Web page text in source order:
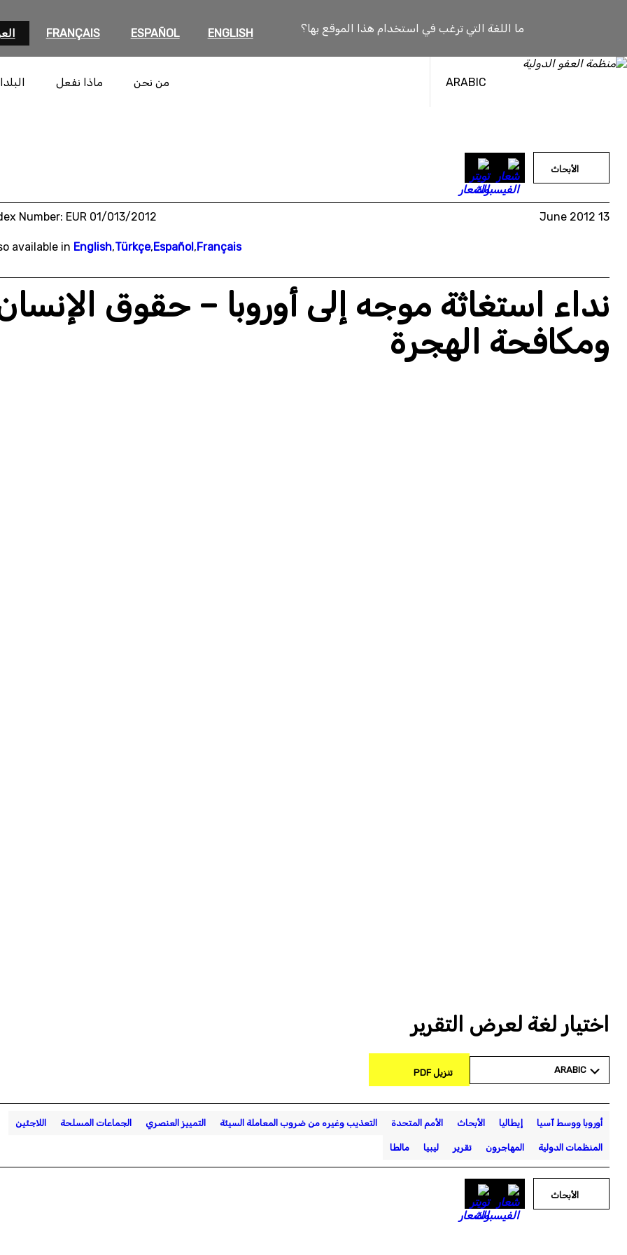
ما اللغة التي ترغب في استخدام هذا الموقع بها؟ ENGLISH
ESPAÑOL
FRANÇAIS
ARABIC من نحن ماذا نفعل
الأبحاث
13 June 2012
Number: EUR 01/013/2012
available in English,Türkçe,Español,Français
نداء استغاثة موجه إلى أوروبا – حقوق
ومكافحة الهجرة
اختيار لغة لعرض التقرير
ARABIC تنزيل PDF
أوروبا ووسط آسيا إيطاليا الأبحاث الأمم المتحدة التعذيب وغيره من ضروب المعاملة السيئة التمييز العنصري الجماعات المسلحة اللاجئين
المنظمات الدولية المهاجرون تقرير ليبيا مالطا
الأبحاث